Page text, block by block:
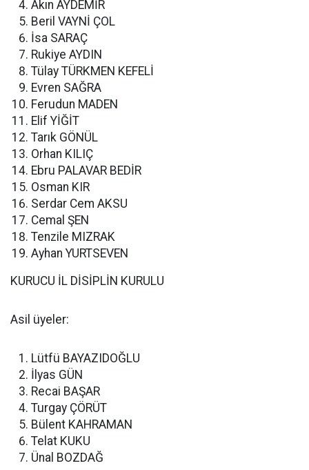
Akın AYDEMİR
Beril VAYNİ ÇOL
İsa SARAÇ
Rukiye AYDIN
Tülay TÜRKMEN KEFELİ
Evren SAĞRA
Ferudun MADEN
Elif YİĞİT
Tarık GÖNÜL
Orhan KILIÇ
Ebru PALAVAR BEDİR
Osman KIR
Serdar Cem AKSU
Cemal ŞEN
Tenzile MIZRAK
Ayhan YURTSEVEN
KURUCU İL DİSİPLİN KURULU
Asil üyeler:
Lütfü BAYAZIDOĞLU
İlyas GÜN
Recai BAŞAR
Turgay ÇÖRÜT
Bülent KAHRAMAN
Telat KUKU
Ünal BOZDAĞ